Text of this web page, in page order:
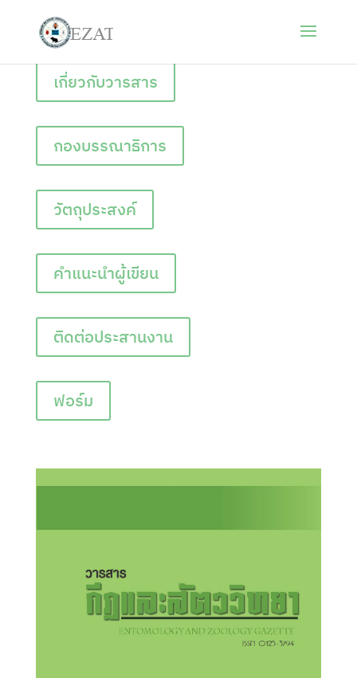
เกี่ยวกับวารสาร
กองบรรณาธิการ
วัตถุประสงค์
คำแนะนำผู้เขียน
ติดต่อประสานงาน
ฟอร์ม